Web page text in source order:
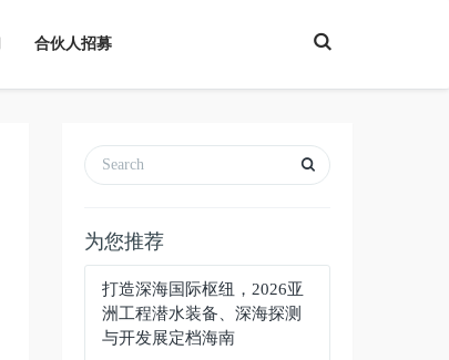
T
o
g
e
a
r
合伙人招募
为您推荐
打造深海国际枢纽，2026亚
洲工程潜水装备、深海探测
与开发展定档海南